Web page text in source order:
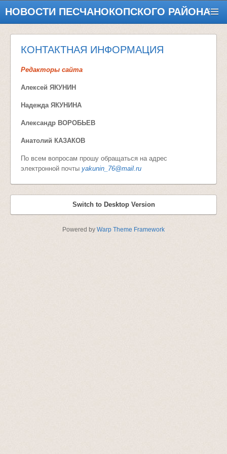
НОВОСТИ ПЕСЧАНОКОПСКОГО РАЙОНА
КОНТАКТНАЯ ИНФОРМАЦИЯ
Редакторы сайта
Алексей ЯКУНИН
Надежда ЯКУНИНА
Александр ВОРОБЬЕВ
Анатолий КАЗАКОВ
По всем вопросам прошу обращаться на адрес
электронной почты yakunin_76@mail.ru
Switch to Desktop Version
Powered by Warp Theme Framework